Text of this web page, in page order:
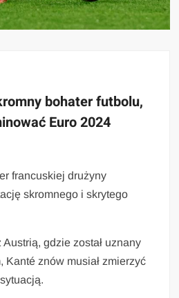
bohater futbolu,
Euro 2024
francuskiej drużyny
skromnego i skrytego
gdzie został uznany
Kanté znów musiał zmierzyć